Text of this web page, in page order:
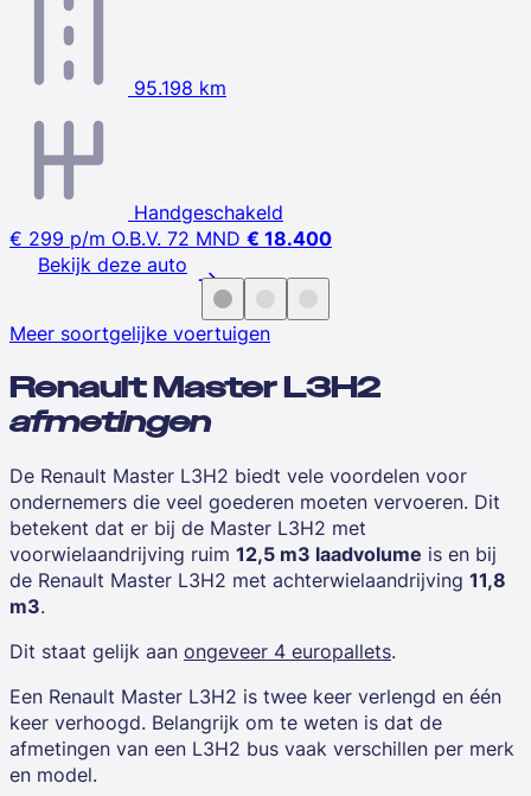
95.198 km
Handgeschakeld
€ 299 p/m O.B.V. 72 MND € 18.400
Bekijk deze auto
Meer soortgelijke voertuigen
Renault Master L3H2
afmetingen
De Renault Master L3H2 biedt vele voordelen voor
ondernemers die veel goederen moeten vervoeren. Dit
betekent dat er bij de Master L3H2 met
voorwielaandrijving ruim 12,5 m3 laadvolume is en bij
de Renault Master L3H2 met achterwielaandrijving 11,8
m3.
Dit staat gelijk aan ongeveer 4 europallets.
Een Renault Master L3H2 is twee keer verlengd en één
keer verhoogd. Belangrijk om te weten is dat de
afmetingen van een L3H2 bus vaak verschillen per merk
en model.